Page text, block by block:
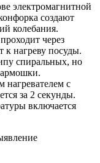
электромагнитной
создают
колебания.
через
к нагреву посуды.
спиральных, но
с
за 2 секунды.
включается